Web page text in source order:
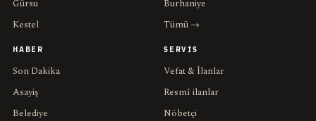
Gürsu
Kestel
Burhaniye
Tümü →
HABER
Son Dakika
Asayiş
Belediye
SERVIS
Vefat & İlanlar
Resmî ilanlar
Nöbetçi